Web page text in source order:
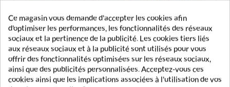
Phytosun Aroms Sirop Toux Enfant 120ml
Ce magasin vous demande d'accepter les cookies afin
d'optimiser les performances, les fonctionnalités des réseaux
sociaux et la pertinence de la publicité. Les cookies tiers liés
aux réseaux sociaux et à la publicité sont utilisés pour vous
offrir des fonctionnalités optimisées sur les réseaux sociaux,
ainsi que des publicités personnalisées. Acceptez-vous ces
cookies ainsi que les implications associées à l'utilisation de vos